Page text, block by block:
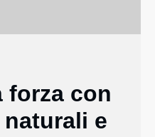
forza con
e